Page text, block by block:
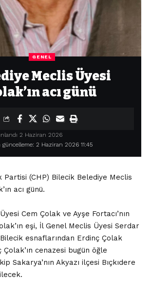
GENEL
Meclis Üyesi
acı günü
güncelleme: 2 Haziran 2026 11:45
2 Haziran 2026
Partisi (CHP) Bilecik Belediye Meclis
acı günü.
Cem Çolak ve Ayşe Fortacı’nın
eşi, İl Genel Meclis Üyesi Serdar
Bilecik esnaflarından Erdinç Çolak
cenazesi bugün öğle
Sakarya’nın Akyazı ilçesi Bıçkıdere